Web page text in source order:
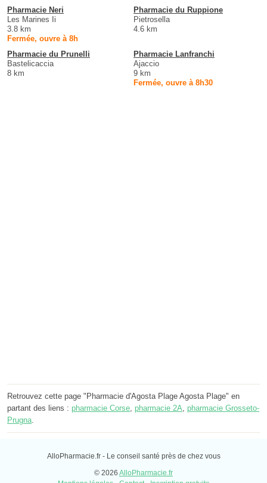
Pharmacie Neri
Les Marines Ii
3.8 km
Fermée, ouvre à 8h
Pharmacie du Ruppione
Pietrosella
4.6 km
Pharmacie du Prunelli
Bastelicaccia
8 km
Pharmacie Lanfranchi
Ajaccio
9 km
Fermée, ouvre à 8h30
Retrouvez cette page "Pharmacie d'Agosta Plage Agosta Plage" en
partant des liens : pharmacie Corse, pharmacie 2A, pharmacie Grosseto-
Prugna.
AlloPharmacie.fr - Le conseil santé près de chez vous
© 2026 AlloPharmacie.fr